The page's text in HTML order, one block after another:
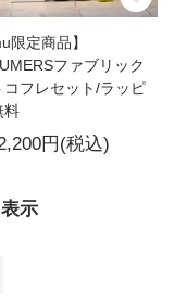
限定商品】
ファブリック
コフレセット/ラッピ
料
円(税込)
表示